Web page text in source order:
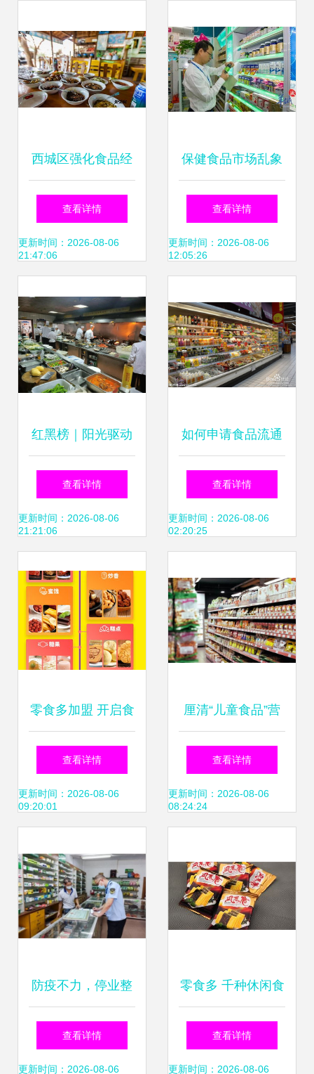
西城区强化食品经
营许可证管理 筑牢
食品安全防线
查看详情
更新时间：2026-08-06
21:47:06
保健食品市场乱象
何解？广州全域整
治见到实效
查看详情
更新时间：2026-08-06
12:05:26
红黑榜｜阳光驱动
的餐饮净化之行
——当违规经营无
查看详情
更新时间：2026-08-06
21:21:06
如何申请食品流通
许可证及办理食品
经营许可证完整指
查看详情
更新时间：2026-08-06
02:20:25
零食多加盟 开启食
品销售代理的财富
与口碑双赢之路
查看详情
更新时间：2026-08-06
09:20:01
厘清“儿童食品”营
销迷雾 分类缺失下
的理性选择
查看详情
更新时间：2026-08-06
08:24:24
防疫不力，停业整
改——守护食品行
业安全底线
查看详情
更新时间：2026-08-06
零食多 千种休闲食
品的全球之旅与加
盟商机
查看详情
更新时间：2026-08-06